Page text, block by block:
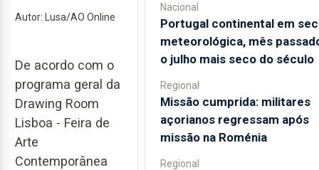
Autor: Lusa/AO Online
De acordo com o
programa geral da
Drawing Room
Lisboa - Feira de
Arte
Contemporânea
Nacional
Portugal continental em
meteorológica, mês
o julho mais seco do século
Regional
Missão cumprida: militares
açorianos regressam após
missão na Roménia
Regional